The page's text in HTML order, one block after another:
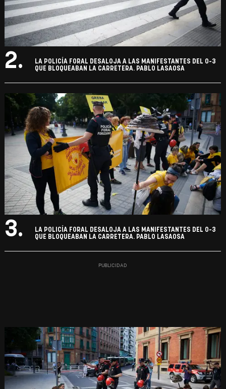
2.
LA POLICÍA FORAL DESALOJA A LAS MANIFESTANTES DEL 0-3
QUE BLOQUEABAN LA CARRETERA. PABLO LASAOSA
3.
LA POLICÍA FORAL DESALOJA A LAS MANIFESTANTES DEL 0-3
QUE BLOQUEABAN LA CARRETERA. PABLO LASAOSA